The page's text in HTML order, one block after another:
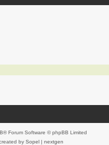
® Forum Software © phpBB Limited
by Sopel| nextgen